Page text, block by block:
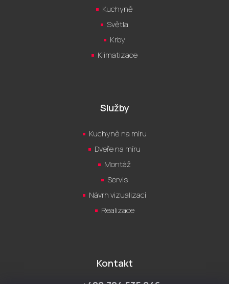
Kuchyně
Světla
Krby
Klimatizace
Služby
Kuchyně na míru
Dveře na míru
Montáž
Servis
Návrh vizualizací
Realizace
Kontakt